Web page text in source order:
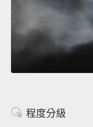
程度分級